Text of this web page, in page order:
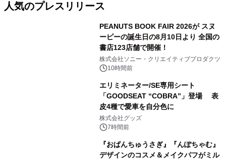
人気のプレスリリース
PEANUTS BOOK FAIR 2026が スヌ
ーピーの誕生日の8月10日より 全国の
書店123店舗で開催！
株式会社ソニー・クリエイティブプロダクツ
10時間前
エリミネーター/SE専用シート
「GOODSEAT “COBRA”」登場 表
皮4種で愛車を自分色に
株式会社グッズ
7時間前
『おぱんちゅうさぎ』『んぽちゃむ』
デザインのコスメ＆メイクパフがミル